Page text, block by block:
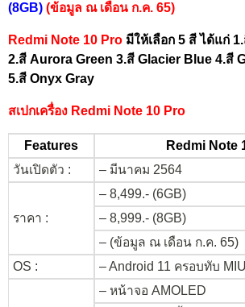
(8GB) (ข้อมูล ณ เดือน ก.ค. 65)
Redmi Note 10 Pro มีให้เลือก 5 สี ได้แก่
2.สี Aurora Green 3.สี Glacier Blue 4.สี
5.สี Onyx Gray
สเปกเครื่อง Redmi Note 10 Pro
Features
Redmi Note
วันเปิดตัว :
– มีนาคม 2564
ราคา :
– 8,499.- (6GB)
– 8,999.- (8GB)
– (ข้อมูล ณ เดือน ก.ค. 65)
OS :
– Android 11 ครอบทับ
– หน้าจอ AMOLED